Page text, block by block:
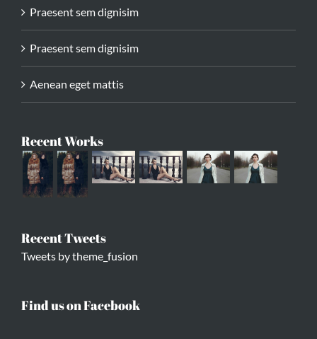
Praesent sem dignisim
Praesent sem dignisim
Aenean eget mattis
Recent Works
Recent Tweets
Tweets by theme_fusion
Find us on Facebook